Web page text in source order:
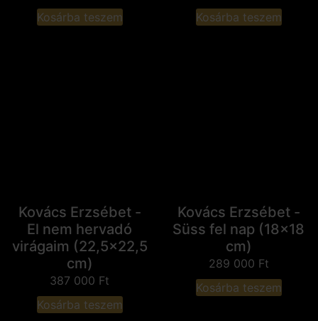
Kosárba teszem
Kosárba teszem
Kovács Erzsébet -
El nem hervadó
virágaim (22,5x22,5
cm)
387 000 Ft
Kosárba teszem
Kovács Erzsébet -
Süss fel nap (18x18
cm)
289 000 Ft
Kosárba teszem